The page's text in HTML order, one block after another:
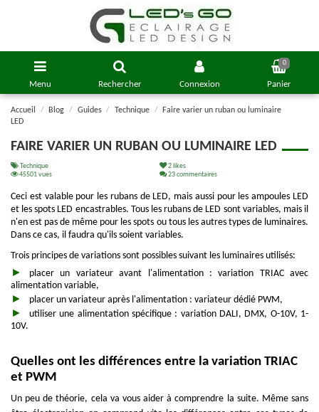
Menu Rechercher Connexion
0
Panier
Accueil Blog Guides Technique
Faire varier un ruban ou luminaire
LED
FAIRE VARIER UN RUBAN OU LUMINAIRE LED
Technique 2likes
45501 vues
23 commentaires
Ceci est valable pour les rubans de LED, mais aussi pour les ampoules LED
et les spots LED encastrables. Tous les rubans de LED sont variables, mais il
n'en est pas de même pour les spots ou tous les autres types de luminaires.
Dans ce cas, il faudra qu'ils soient variables.
Trois principes de variations sont possibles suivant les luminaires utilisés:
placer un variateur avant l'alimentation : variation TRIAC avec
alimentation variable,
placer un variateur après l'alimentation : variateur dédié PWM,
utiliser une alimentation spécifique : variation DALI, DMX, O-10V, 1-
10V.
Quelles ont les différences entre la variation TRIAC
et PWM
Un peu de théorie, cela va vous aider à comprendre la suite. Même sans